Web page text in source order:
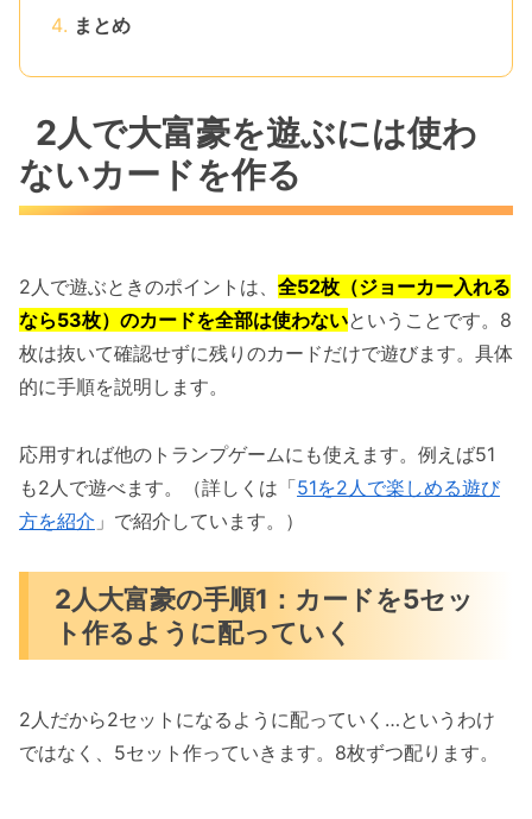
まとめ
2人で大富豪を遊ぶには使わ
ないカードを作る
2人で遊ぶときのポイントは、 全52枚（ジョーカー入れる
なら53枚）のカードを全部は使わないということです。8
枚は抜いて確認せずに残りのカードだけで遊びます。具体
的に手順を説明します。
応用すれば他のトランプゲームにも使えます。例えば51
も2人で遊べます。（詳しくは「51を2人で楽しめる遊び
方を紹介 」で紹介しています。）
2人大富豪の手順1：カードを5セッ
ト作るように配っていく
2人だから2セットになるように配っていく…というわけ
ではなく、5セット作っていきます。8枚ずつ配ります。